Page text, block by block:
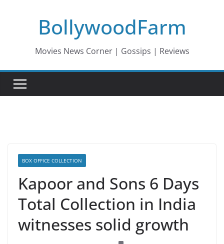
BollywoodFarm
Movies News Corner | Gossips | Reviews
BOX OFFICE COLLECTION
Kapoor and Sons 6 Days
Total Collection in India
witnesses solid growth